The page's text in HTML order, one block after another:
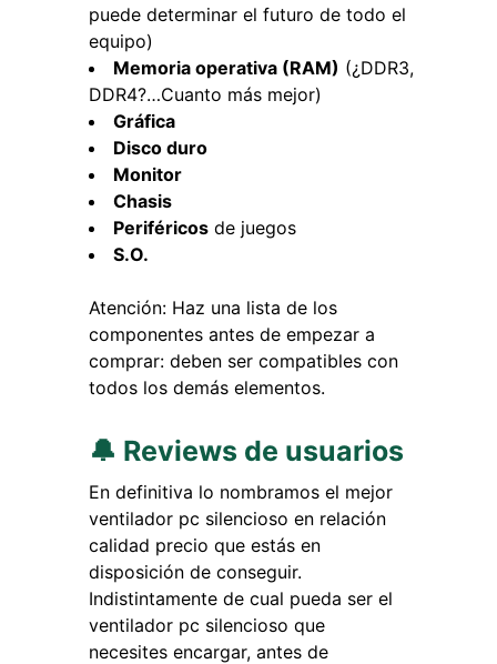
puede determinar el futuro de todo el
equipo)
Memoria operativa (RAM) (¿DDR3,
DDR4?…Cuanto más mejor)
Gráfica
Disco duro
Monitor
Chasis
Periféricos de juegos
S.O.
Atención: Haz una lista de los
componentes antes de empezar a
comprar: deben ser compatibles con
todos los demás elementos.
🔔 Reviews de usuarios
En definitiva lo nombramos el mejor
ventilador pc silencioso en relación
calidad precio que estás en
disposición de conseguir.
Indistintamente de cual pueda ser el
ventilador pc silencioso que
necesites encargar, antes de